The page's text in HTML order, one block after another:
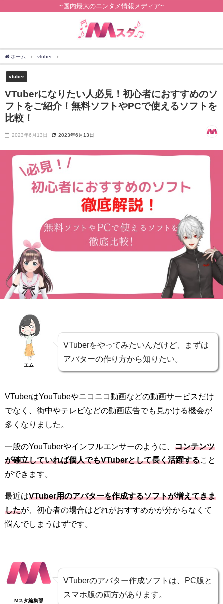
~国内最大のエンタメ情報メディア~
ホーム vtuber
vtuber
VTuberになりたい人必見！初心者におすすめのソ
フトをご紹介！無料ソフトやPCで使えるソフトを
比較！
2023年6月13日 2023年6月13日
エム
VTuberをやってみたいんだけど、まずは
アバターの作り方から知りたい。
VTuberはYouTubeやニコニコ動画などの動画サービスだけ
でなく、街中やテレビなどの動画広告でも見かける機会が
多くなりました。
一般のYouTuberやインフルエンサーのように、 コンテンツ
が確立していれば個人でもVTuberとして長く活躍すること
ができます。
最近はVTuber用のアバターを作成するソフトが増えてきま
したが、初心者の場合はどれがおすすめかが分からなくて
悩んでしまうはずです。
Mスタ編集部
VTuberのアバター作成ソフトは、PC版と
スマホ版の両方があります。